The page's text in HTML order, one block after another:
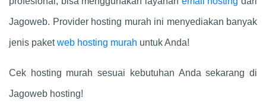
Jagoweb. Provider hosting murah ini menyediakan banyak
jenis paketweb hosting murah untuk Anda!
Cek hosting murah sesuai kebutuhan Anda sekarang di
Jagoweb hosting!